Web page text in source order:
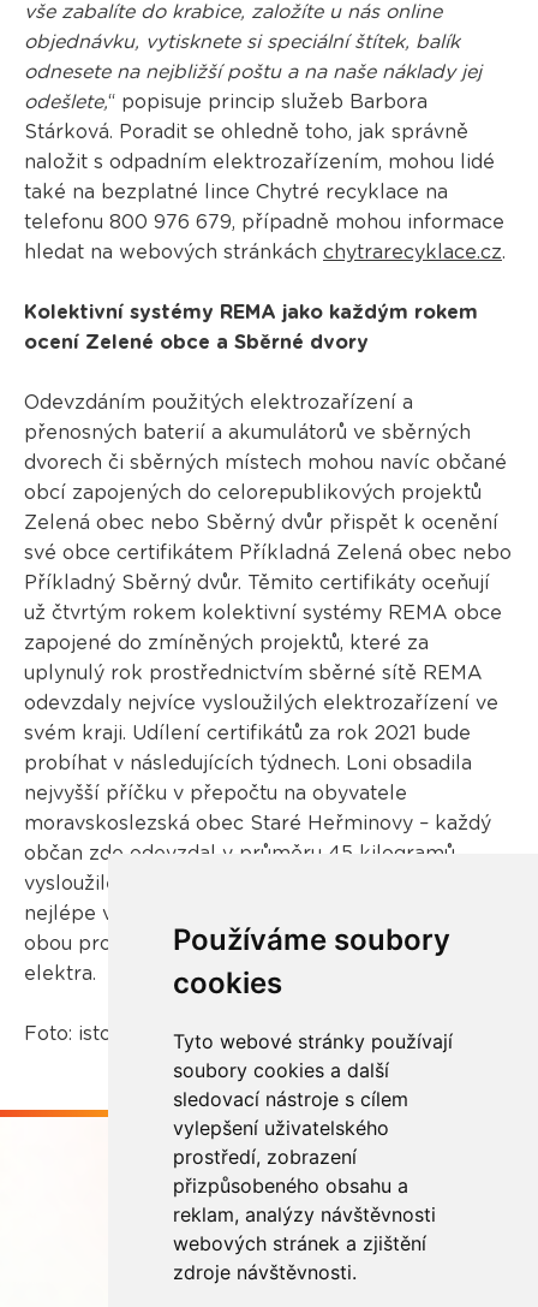
Používáme soubory
cookies
Tyto webové stránky používají
soubory cookies a další
sledovací nástroje s cílem
vylepšení uživatelského
prostředí, zobrazení
přizpůsobeného obsahu a
reklam, analýzy návštěvnosti
webových stránek a zjištění
zdroje návštěvnosti.
vše zabalíte do krabice, založíte u nás online
objednávku, vytisknete si speciální štítek, balík
odnesete na nejbližší poštu a na naše náklady jej
odešlete,“ popisuje princip služeb Barbora
Stárková. Poradit se ohledně toho, jak správně
naložit s odpadním elektrozařízením, mohou lidé
také na bezplatné lince Chytré recyklace na
telefonu 800 976 679, případně mohou informace
hledat na webových stránkách chytrarecyklace.cz.
Kolektivní systémy REMA jako každým rokem
ocení Zelené obce a Sběrné dvory
Odevzdáním použitých elektrozařízení a
přenosných baterií a akumulátorů ve sběrných
dvorech či sběrných místech mohou navíc občané
obcí zapojených do celorepublikových projektů
Zelená obec nebo Sběrný dvůr přispět k ocenění
své obce certifikátem Příkladná Zelená obec nebo
Příkladný Sběrný dvůr. Těmito certifikáty oceňují
už čtvrtým rokem kolektivní systémy REMA obce
zapojené do zmíněných projektů, které za
uplynulý rok prostřednictvím sběrné sítě REMA
odevzdaly nejvíce vysloužilých elektrozařízení ve
svém kraji. Udílení certifikátů za rok 2021 bude
probíhat v následujících týdnech. Loni obsadila
nejvyšší příčku v přepočtu na obyvatele
moravskoslezská obec Staré Heřminovy – každý
občan zde odevzdal v průměru 45 kilogramů
vysloužilého elektrozařízení. Ze všech krajů si pak
nejlépe vedl Středočeský kraj, jehož obyvatelé v
obou projektech odevzdali přes 272 tun použitého
elektra.
Foto: istockphoto.com
Buďme ve spojení